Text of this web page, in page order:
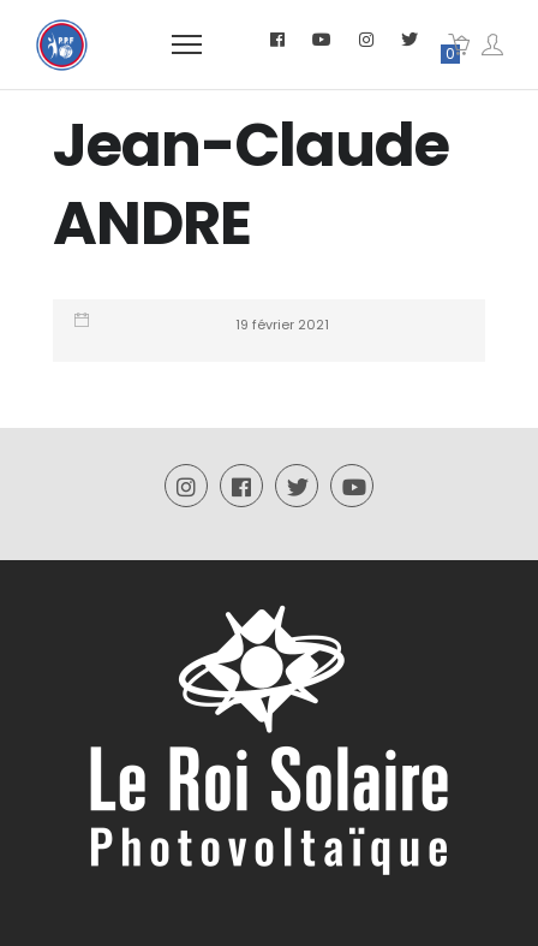
0
Jean-Claude
ANDRE
19 février 2021